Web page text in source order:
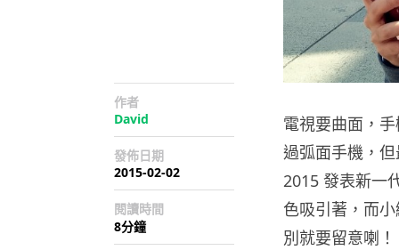
作者
David
發佈日期
2015-02-02
閱讀時間
8分鐘
電視要曲面，
過弧面手機，
2015 發表新一
色吸引著，而
別就要留意喇